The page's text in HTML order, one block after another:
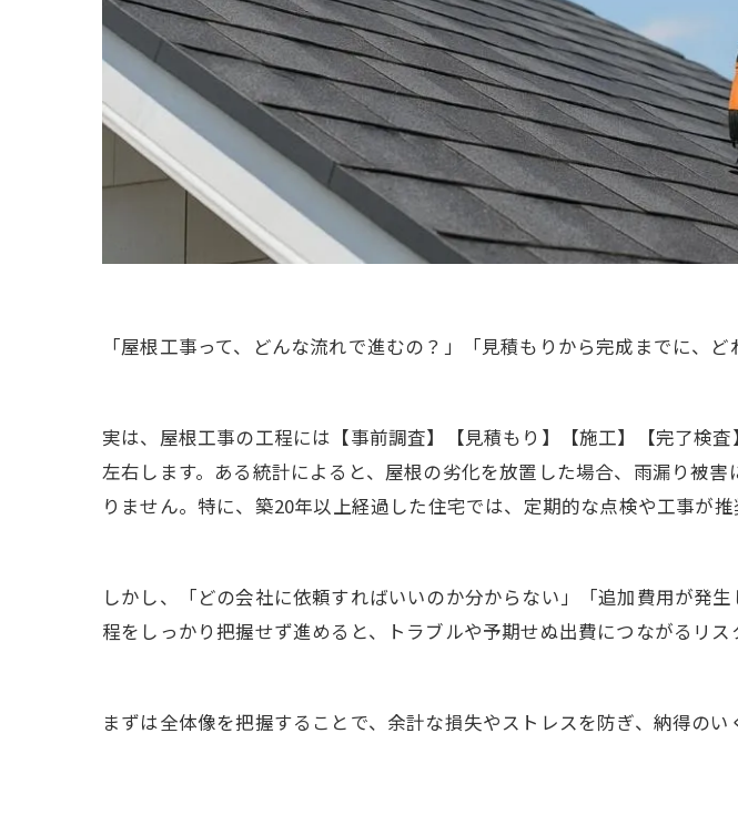
「屋根工事って、どんな流れで進むの？」「見積もりから完成までに、
実は、屋根工事の工程には【事前調査】【見積もり】【施工】【完了検
左右します。ある統計によると、屋根の劣化を放置した場合、雨漏り被
りません。特に、築20年以上経過した住宅では、定期的な点検や工事が推
しかし、「どの会社に依頼すればいいのか分からない」「追加費用が発
程をしっかり把握せず進めると、トラブルや予期せぬ出費につながるリ
まずは全体像を把握することで、余計な損失やストレスを防ぎ、納得のい